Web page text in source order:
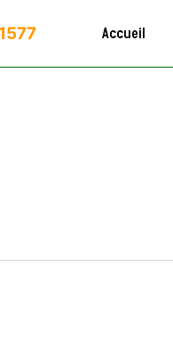
Accueil